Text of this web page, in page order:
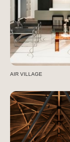
AIR VILLAGE